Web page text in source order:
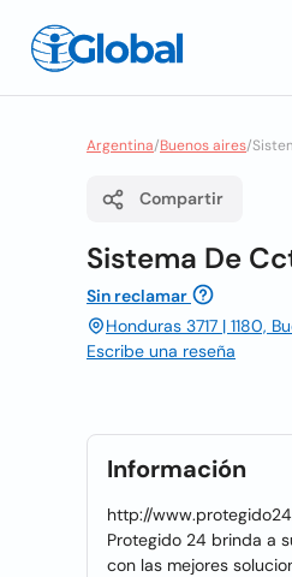
Argentina/Buenos aires/
Compartir
Sistema De
Sin reclamar
Honduras 3717 | 1180,
Escribe una reseña
Información
http://
Protegido 24 brinda a
con las mejores